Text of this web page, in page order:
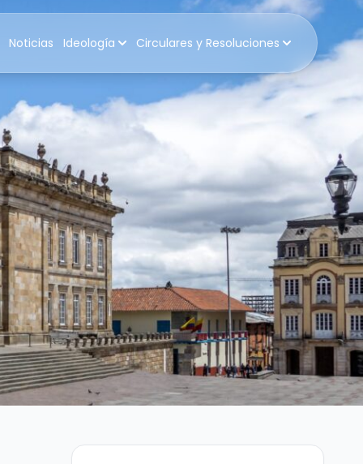
Noticias Ideología Circulares y Resoluciones